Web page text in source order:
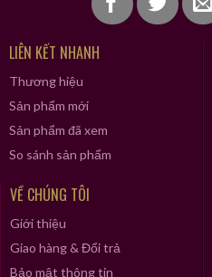
LIÊN KẾT NHANH
Thương hiệu
Sản phẩm mới
Sản phẩm đã xem
So sánh sản phẩm
VỀ CHÚNG TÔI
Giới thiệu
Giao hàng & Đổi trả
Bảo mật thông tin